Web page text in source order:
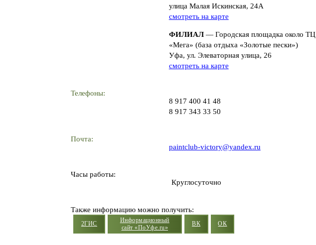
улица Малая Искинская, 24А
смотреть на карте
ФИЛИАЛ— Городская площадка около ТЦ
«Мега» (база отдыха «Золотые пески»)
Уфа, ул. Элеваторная улица, 26
смотреть на карте
Телефоны:
8 917 400 41 48
8 917 343 33 50
Почта:
paintclub-victory@yandex.ru
Часы работы:
Круглосуточно
Также информацию можно получить:
2ГИС
Информационный
сайт «ПоУфе.ru»
ВК ОК